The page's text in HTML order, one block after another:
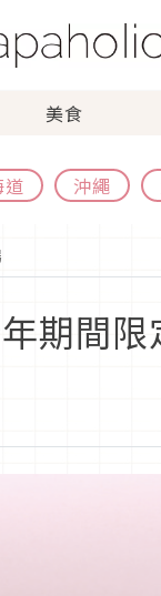
美食
道 沖繩
期間限